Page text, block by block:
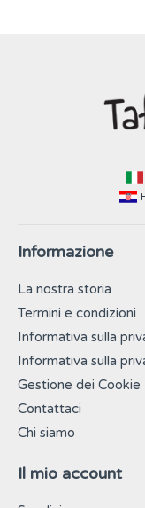
Informazione
La nostra storia
Termini e condizioni
Informativa sulla
Informativa sulla
Gestione dei Cookie
Contattaci
Chi siamo
Il mio account